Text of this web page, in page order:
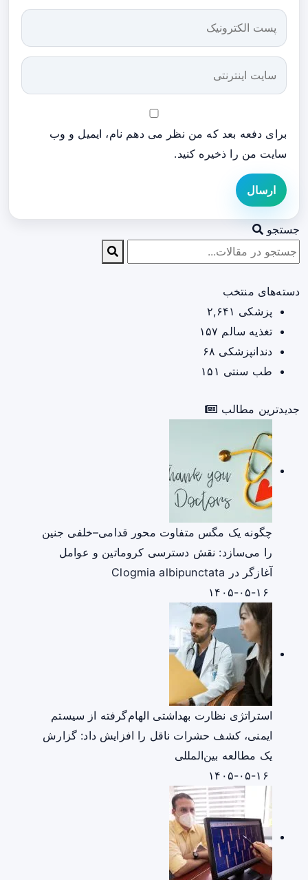
برای دفعه بعد که من نظر می دهم نام، ایمیل و وب
سایت من را ذخیره کنید.
ارسال
جستجو
دسته‌های منتخب
پزشکی ۲,۶۴۱
تغذیه سالم ۱۵۷
دندانپزشکی ۶۸
طب سنتی ۱۵۱
جدیدترین مطالب
چگونه یک مگس متفاوت محور قدامی–خلفی جنین
را می‌سازد: نقش دسترسی کروماتین و عوامل
آغازگر در Clogmia albipunctata
استراتژی نظارت بهداشتی الهام‌گرفته از سیستم
ایمنی، کشف حشرات ناقل را افزایش داد: گزارش
یک مطالعه بین‌المللی